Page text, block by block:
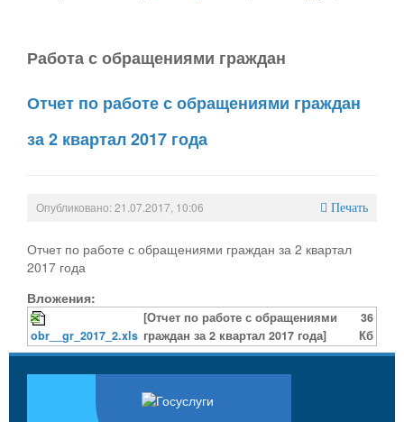
Работа с обращениями граждан
Отчет по работе с обращениями граждан
за 2 квартал 2017 года
Опубликовано: 21.07.2017, 10:06 Печать
Отчет по работе с обращениями граждан за 2 квартал
2017 года
Вложения:
obr__gr_2017_2.xls
[Отчет по работе с обращениями
граждан за 2 квартал 2017 года]
36
Кб